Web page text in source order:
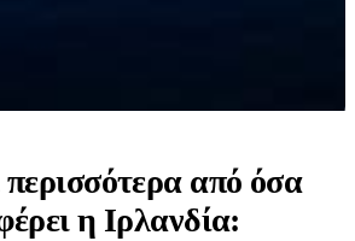
από όσα
η Ιρλανδία: